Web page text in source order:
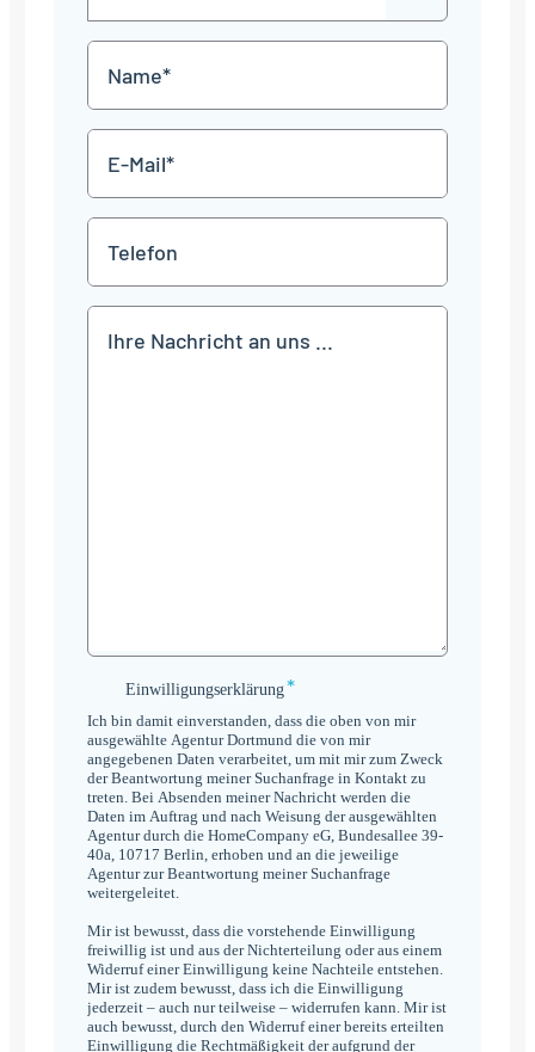
Punkt
MM
JJJJ
Mail
*
Einwilligungserklärung
Einwilligungserklärung*
Ich bin damit einverstanden, dass die oben von mir
ausgewählte Agentur Dortmund die von mir
angegebenen Daten verarbeitet, um mit mir zum Zweck
der Beantwortung meiner Suchanfrage in Kontakt zu
treten. Bei Absenden meiner Nachricht werden die
Daten im Auftrag und nach Weisung der ausgewählten
Agentur durch die HomeCompany eG, Bundesallee 39-
40a, 10717 Berlin, erhoben und an die jeweilige
Agentur zur Beantwortung meiner Suchanfrage
weitergeleitet.
Mir ist bewusst, dass die vorstehende Einwilligung
freiwillig ist und aus der Nichterteilung oder aus einem
Widerruf einer Einwilligung keine Nachteile entstehen.
Mir ist zudem bewusst, dass ich die Einwilligung
jederzeit – auch nur teilweise – widerrufen kann. Mir ist
auch bewusst, durch den Widerruf einer bereits erteilten
Einwilligung die Rechtmäßigkeit der aufgrund der